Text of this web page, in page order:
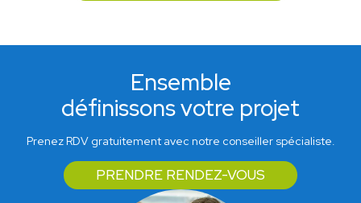
Ensemble
définissons votre projet
Prenez RDV gratuitement avec notre conseiller spécialiste.
PRENDRE RENDEZ-VOUS